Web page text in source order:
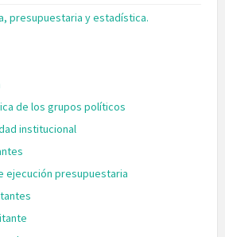
presupuestaria y estadística.
de los grupos políticos
institucional
ejecución presupuestaria